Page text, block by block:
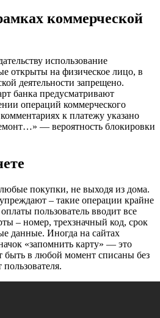
коммерческой
использование
открыты на физическое лицо, в
деятельности запрещено.
банка предусматривают
операций коммерческого
к платежу указано
— вероятность блокировки
покупки, не выходя из дома.
– такие операции крайне
пользователь вводит все
– номер, трехзначный код, срок
данные. Иногда на сайтах
«запомнить карту» — это
быть в любой момент списаны без